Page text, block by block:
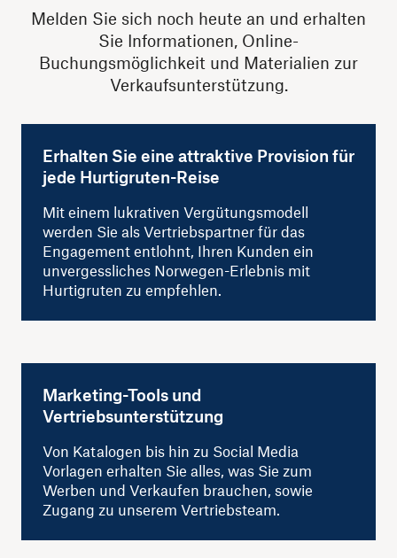
Melden Sie sich noch heute an und erhalten
Sie Informationen, Online-
Buchungsmöglichkeit und Materialien zur
Verkaufsunterstützung.
Erhalten Sie eine attraktive Provision für
jede Hurtigruten-Reise
Mit einem lukrativen Vergütungsmodell
werden Sie als Vertriebspartner für das
Engagement entlohnt, Ihren Kunden ein
unvergessliches Norwegen-Erlebnis mit
Hurtigruten zu empfehlen.
Marketing-Tools und
Vertriebsunterstützung
Von Katalogen bis hin zu Social Media
Vorlagen erhalten Sie alles, was Sie zum
Werben und Verkaufen brauchen, sowie
Zugang zu unserem Vertriebsteam.